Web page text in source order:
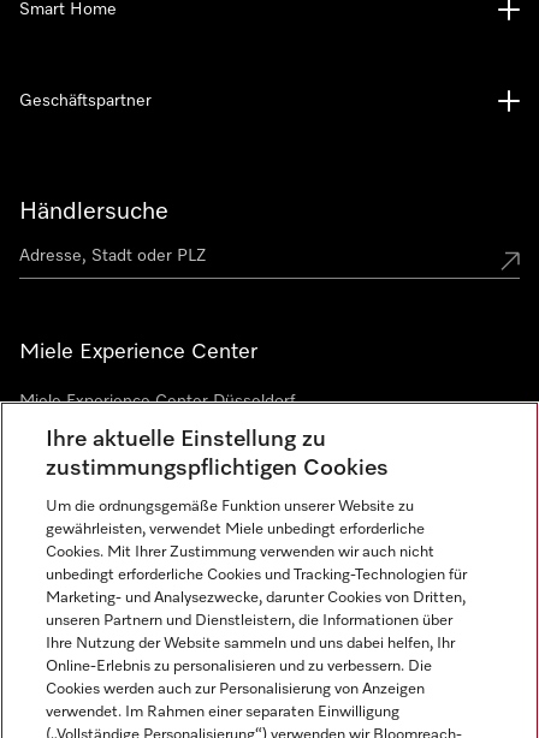
Händlersuche
Miele Experience Center
Miele Experience Center Düsseldorf
Miele Experience Center Gütersloh
Newsletter
Smart Home
Geschäftspartner
Ihre aktuelle Einstellung zu
zustimmungspflichtigen Cookies
Um die ordnungsgemäße Funktion unserer Website zu
gewährleisten, verwendet Miele unbedingt erforderliche
Cookies. Mit Ihrer Zustimmung verwenden wir auch nicht
unbedingt erforderliche Cookies und Tracking-Technologien für
Marketing- und Analysezwecke, darunter Cookies von Dritten,
unseren Partnern und Dienstleistern, die Informationen über
Ihre Nutzung der Website sammeln und uns dabei helfen, Ihr
Online-Erlebnis zu personalisieren und zu verbessern. Die
Cookies werden auch zur Personalisierung von Anzeigen
verwendet. Im Rahmen einer separaten Einwilligung